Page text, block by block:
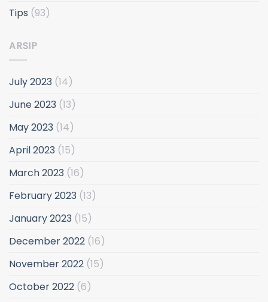
Tips (93)
ARSIP
July 2023 (14)
June 2023 (13)
May 2023 (14)
April 2023 (15)
March 2023 (16)
February 2023 (13)
January 2023 (15)
December 2022 (16)
November 2022 (15)
October 2022 (6)